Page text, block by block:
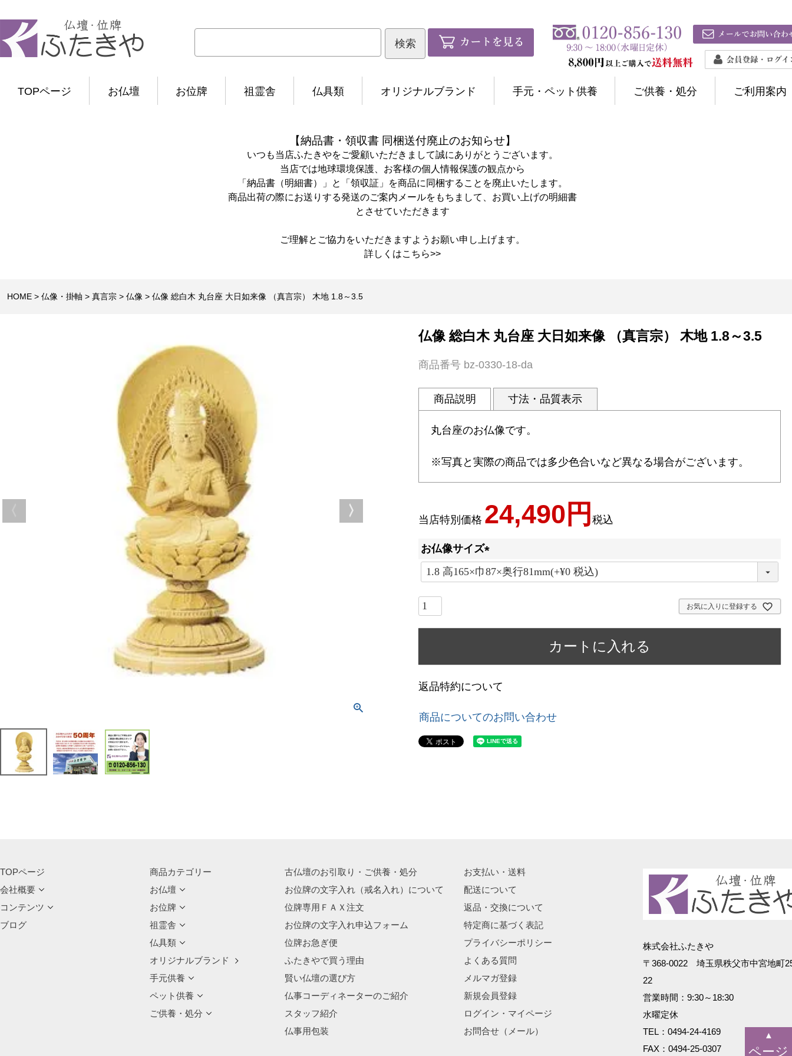
TOPページ お仏壇 お位牌 祖霊舎 仏具類 オリジナルブランド 手元・ペット供養 ご供養・処分 ご利用案内
【納品書・領収書 同梱送付廃止のお知らせ】
いつも当店ふたきやをご愛顧いただきまして誠にありがとうございます。
当店では地球環境保護、お客様の個人情報保護の観点から
「納品書（明細書）」と「領収証」を商品に同梱することを廃止いたします。
商品出荷の際にお送りする発送のご案内メールをもちまして、お買い上げの明細書
とさせていただきます
ご理解とご協力をいただきますようお願い申し上げます。
詳しくはこちら>>
HOME 仏像・掛軸 真言宗 仏像 仏像 総白木 丸台座 大日如来像 （真言宗） 木地 1.8～3.5
仏像 総白木 丸台座 大日如来像 （真言宗） 木地 1.8～3.5
商品番号 bz-0330-18-da
商品説明 寸法・品質表示
丸台座のお仏像です。
※写真と実際の商品では多少色合いなど異なる場合がございます。
当店特別価格 24,490 税込
お仏像サイズ
(
必
お気に入りに登録する
カートに入れる
返品特約について
商品についてのお問い合わせ
TOPページ
会社概要
コンテンツ
ブログ
商品カテゴリー
お仏壇
お位牌
祖霊舎
仏具類
オリジナルブランド
手元供養
ペット供養
ご供養・処分
古仏壇のお引取り・ご供養・処分
お位牌の文字入れ（戒名入れ）について
位牌専用ＦＡＸ注文
お位牌の文字入れ申込フォーム
位牌お急ぎ便
ふたきやで買う理由
賢い仏壇の選び方
仏事コーディネーターのご紹介
スタッフ紹介
仏事用包装
お支払い・送料
配送について
返品・交換について
特定商に基づく表記
プライバシーポリシー
よくある質問
メルマガ登録
新規会員登録
ログイン・マイページ
お問合せ（メール）
株式会社ふたきや
〒368-0022 埼玉県秩父市中宮地町
22
営業時間：9:30～18:30
水曜定休
TEL：0494-24-4169
FAX：0494-25-0307
▲
ページ